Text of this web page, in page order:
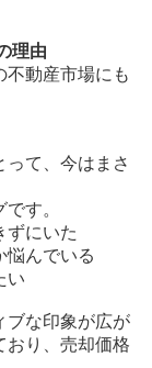
理由
不動産市場にも
て、今はまさ
す。
ずにいた
悩んでいる
い
ブな印象が広が
おり、売却価格